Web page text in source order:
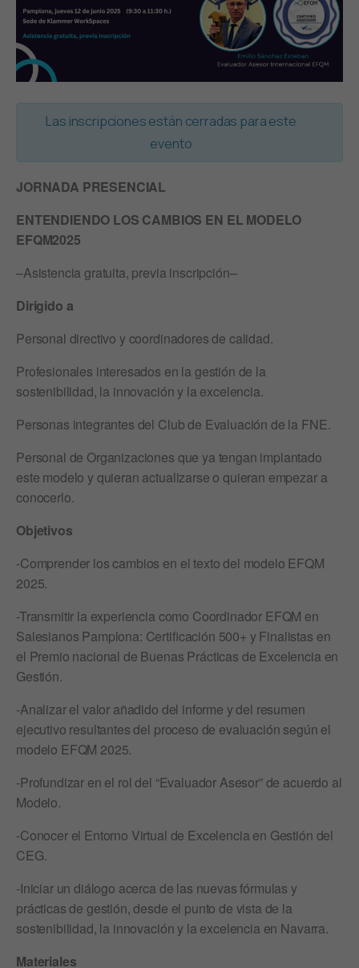
Las inscripciones están cerradas para este
evento
JORNADA PRESENCIAL
ENTENDIENDO LOS CAMBIOS EN EL MODELO
EFQM2025
–Asistencia gratuita, previa inscripción–
Dirigido a
Personal directivo y coordinadores de calidad.
Profesionales interesados en la gestión de la
sostenibilidad, la innovación y la excelencia.
Personas integrantes del Club de Evaluación de la FNE.
Personal de Organizaciones que ya tengan implantado
este modelo y quieran actualizarse o quieran empezar a
conocerlo.
Objetivos
-Comprender los cambios en el texto del modelo EFQM
2025.
-Transmitir la experiencia como Coordinador EFQM en
Salesianos Pamplona: Certificación 500+ y Finalistas en
el Premio nacional de Buenas Prácticas de Excelencia en
Gestión.
-Analizar el valor añadido del informe y del resumen
ejecutivo resultantes del proceso de evaluación según el
modelo EFQM 2025.
-Profundizar en el rol del “Evaluador Asesor” de acuerdo al
Modelo.
-Conocer el Entorno Virtual de Excelencia en Gestión del
CEG.
-Iniciar un diálogo acerca de las nuevas fórmulas y
prácticas de gestión, desde el punto de vista de la
sostenibilidad, la innovación y la excelencia en Navarra.
Materiales